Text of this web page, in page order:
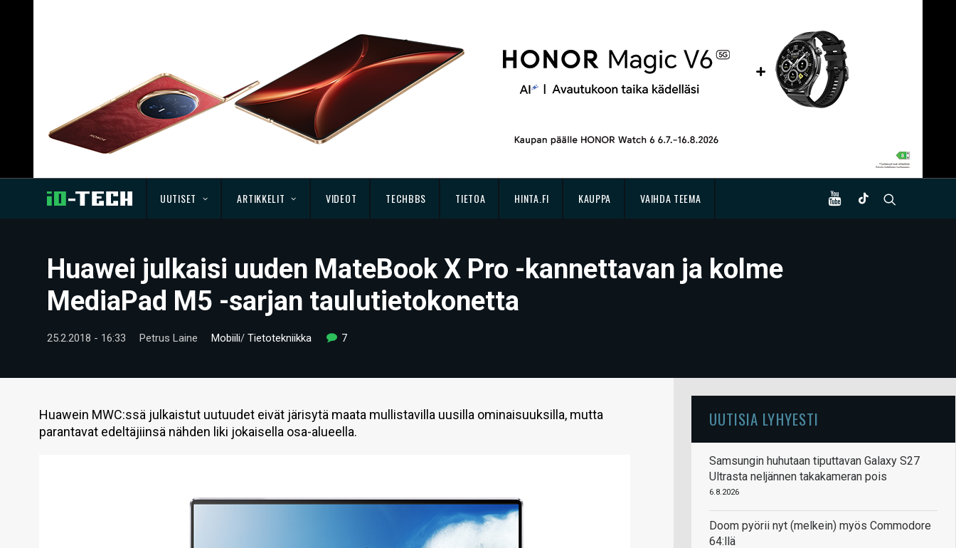
UUTISET ARTIKKELIT VIDEOT TECHBBS TIETOA HINTA.FI KAUPPA VAIHDA TEEMA
Huawei julkaisi uuden MateBook X Pro -kannettavan ja kolme
MediaPad M5 -sarjan taulutietokonetta
25.2.2018 - 16:33 Petrus Laine Mobiili/ Tietotekniikka 7
Huawein MWC:ssä julkaistut uutuudet eivät järisytä maata mullistavilla uusilla ominaisuuksilla, mutta
parantavat edeltäjiinsä nähden liki jokaisella osa-alueella.
UUTISIA LYHYESTI
Samsungin huhutaan tiputtavan Galaxy S27
Ultrasta neljännen takakameran pois
6.8.2026
Doom pyörii nyt (melkein) myös Commodore
64:llä